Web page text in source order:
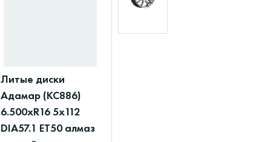
Литые диски
Адамар (КС886)
6.500xR16 5x112
DIA57.1 ET50 алмаз